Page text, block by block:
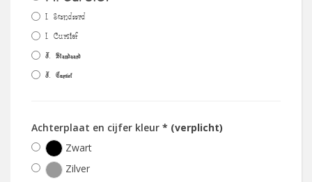
I. Standaard
I. Cursief
J. Standaard
J. Cursief
Achterplaat en cijfer kleur * (verplicht)
Zwart
Zilver